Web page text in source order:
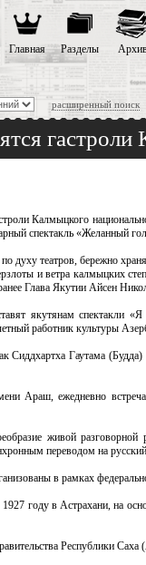
расширенный поиск
Главная Разделы
гастроли
Калмыцкого
спектакль «Желанный
театров, бережно
и ветра калмыцких
Глава Якутии Айсен
якутянам
работник культуры
Сиддхартха Гаутама
Араш, ежедневно
живой
переводом на
в рамках
году в Астрахани, на
Республики Саха